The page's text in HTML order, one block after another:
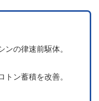
ンの律速前駆体。
ン蓄積を改善。